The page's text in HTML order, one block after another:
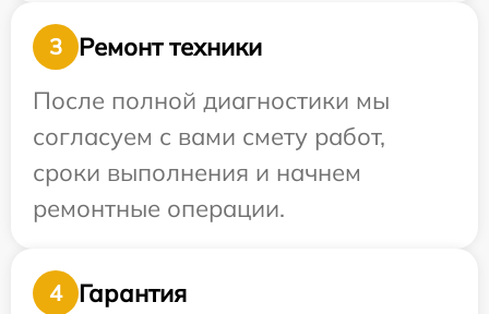
3
Ремонт техники
После полной диагностики мы
согласуем с вами смету работ,
сроки выполнения и начнем
ремонтные операции.
4 Гарантия